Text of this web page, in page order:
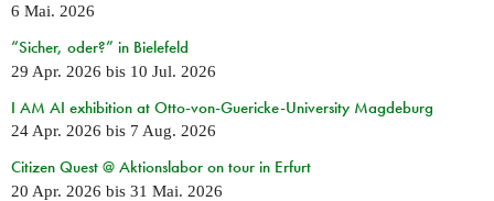
6 Mai. 2026
“Sicher, oder?” in Bielefeld
29 Apr. 2026 bis 10 Jul. 2026
I AM AI exhibition at Otto-von-Guericke-University Magdeburg
24 Apr. 2026 bis 7 Aug. 2026
Citizen Quest @ Aktionslabor on tour in Erfurt
20 Apr. 2026 bis 31 Mai. 2026